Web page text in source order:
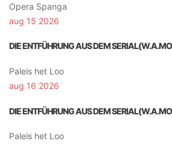
Opera Spanga
aug 15 2026
DIE ENTFÜHRUNG AUS DEM
Paleis het Loo
aug 16 2026
DIE ENTFÜHRUNG AUS DEM
Paleis het Loo